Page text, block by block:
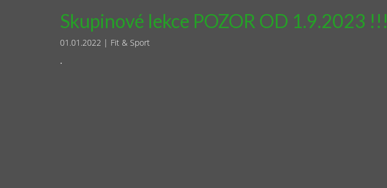
Skupinové lekce POZOR OD 1.9.2023 !!!
01.01.2022 | Fit & Sport
.